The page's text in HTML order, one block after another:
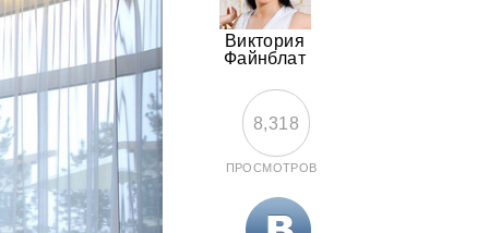
Виктория
Файнблат
8,318
ПРОСМОТРОВ